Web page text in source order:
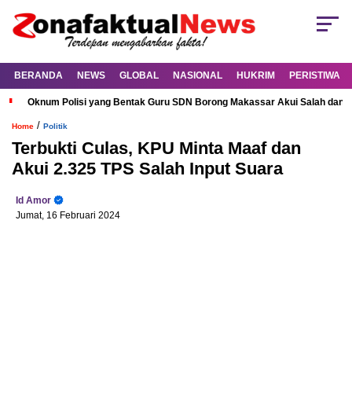
BERANDA NEWS GLOBAL NASIONAL HUKRIM PERISTIWA
Oknum Polisi yang Bentak Guru SDN Borong Makassar Akui Salah dan
Home / Politik
Terbukti Culas, KPU Minta Maaf dan
Akui 2.325 TPS Salah Input Suara
Id Amor
Jumat, 16 Februari 2024